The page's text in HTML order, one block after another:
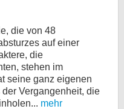
die von 48
auf einer
die
stehen im
seine ganz eigenen
Vergangenheit, die
mehr